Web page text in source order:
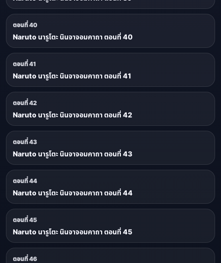
ตอนที่ 40
Naruto นารูโตะ นินจาจอมคาถา ตอนที่ 40
ตอนที่ 41
Naruto นารูโตะ นินจาจอมคาถา ตอนที่ 41
ตอนที่ 42
Naruto นารูโตะ นินจาจอมคาถา ตอนที่ 42
ตอนที่ 43
Naruto นารูโตะ นินจาจอมคาถา ตอนที่ 43
ตอนที่ 44
Naruto นารูโตะ นินจาจอมคาถา ตอนที่ 44
ตอนที่ 45
Naruto นารูโตะ นินจาจอมคาถา ตอนที่ 45
ตอนที่ 46